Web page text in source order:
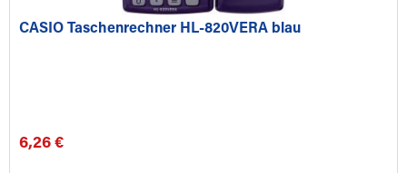
CASIO Taschenrechner HL-820VERA blau
6,26 €